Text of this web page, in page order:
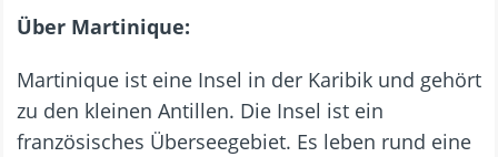
Über Martinique:
Martinique ist eine Insel in der Karibik und gehört
zu den kleinen Antillen. Die Insel ist ein
französisches Überseegebiet. Es leben rund eine